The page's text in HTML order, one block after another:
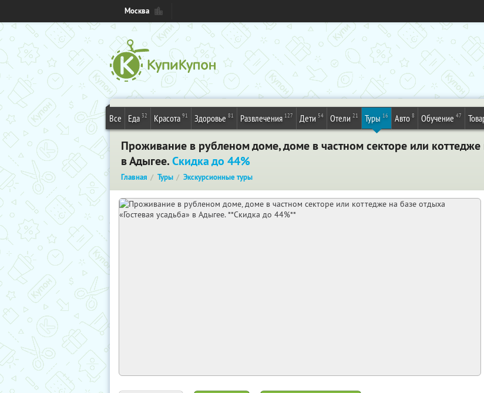
Москва
Все Еда 32 Красота 91 Здоровье 81 Развлечения 127 Дети 54 Отели 21 Туры 16 Авто 8 Обучение 47
Проживание в рубленом доме, доме в частном секторе или коттедже
в Адыгее.Скидка до 44%
Главная Туры Экскурсионные туры